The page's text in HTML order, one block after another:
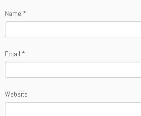
Name *
Email *
Website